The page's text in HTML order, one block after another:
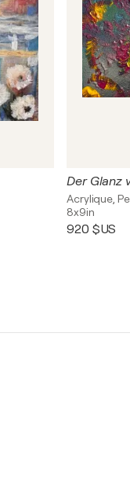
Der Glanz
Acrylique,
8x9in
920 $US